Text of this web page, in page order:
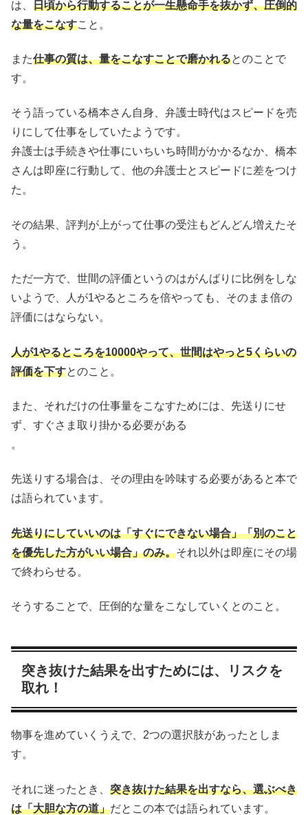
は、 日頃から行動することが一生懸命手を抜かず、圧倒的
な量をこなすこと。
また仕事の質は、量をこなすことで磨かれるとのことで
す。
そう語っている橋本さん自身、弁護士時代はスピードを売
りにして仕事をしていたようです。
弁護士は手続きや仕事にいちいち時間がかかるなか、橋本
さんは即座に行動して、他の弁護士とスピードに差をつけ
た。
その結果、評判が上がって仕事の受注もどんどん増えたそ
う。
ただ一方で、世間の評価というのはがんばりに比例をしな
いようで、人が1やるところを倍やっても、そのまま倍の
評価にはならない。
人が1やるところを10000やって、世間はやっと5くらいの
評価を下すとのこと。
また、それだけの仕事量をこなすためには、先送りにせ
ず、すぐさま取り掛かる必要がある
。
先送りする場合は、その理由を吟味する必要があると本で
は語られています。
先送りにしていいのは「すぐにできない場合」「別のこと
を優先した方がいい場合」のみ。それ以外は即座にその場
で終わらせる。
そうすることで、圧倒的な量をこなしていくとのこと。
突き抜けた結果を出すためには、リスクを
取れ！
物事を進めていくうえで、2つの選択肢があったとしま
す。
それに迷ったとき、 突き抜けた結果を出すなら、選ぶべき
は「大胆な方の道」だとこの本では語られています。